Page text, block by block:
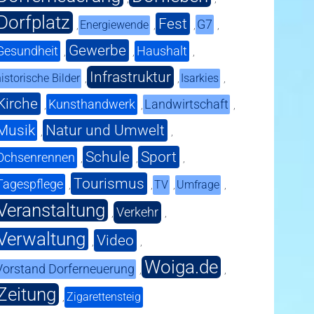
, Energiewende , Fest , G7 ,
, Gewerbe , Haushalt ,
Bilder , Infrastruktur , Isarkies ,
, Kunsthandwerk , Landwirtschaft ,
, Natur und Umwelt ,
, Schule , Sport ,
, Tourismus ,TV , Umfrage ,
, Verkehr ,
, Video ,
Dorferneuerung , Woiga.de ,
, Zigarettensteig